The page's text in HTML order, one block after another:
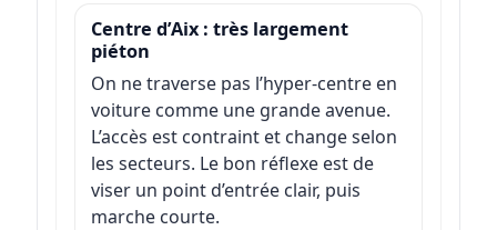
Centre d’Aix : très largement
piéton
On ne traverse pas l’hyper-centre en
voiture comme une grande avenue.
L’accès est contraint et change selon
les secteurs. Le bon réflexe est de
viser un point d’entrée clair, puis
marche courte.